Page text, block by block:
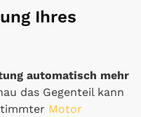
Ihres
automatisch mehr
das Gegenteil kann
Motor